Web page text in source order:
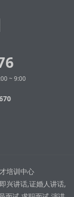
~ 9:00
培训中心
兴讲话,证婚人讲话,